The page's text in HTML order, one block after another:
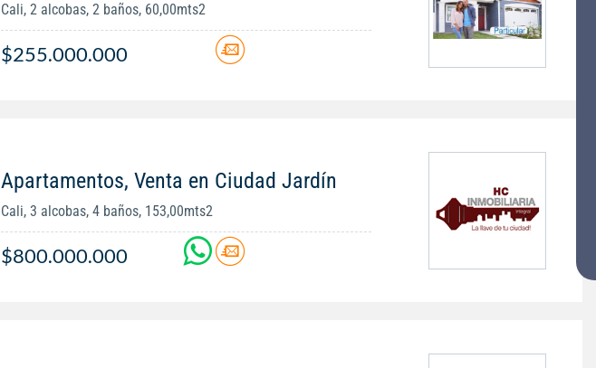
Cali, 2 alcobas, 2 baños, 60,00mts2
$255.000.000
Apartamentos, Venta en Ciudad Jardín
Cali, 3 alcobas, 4 baños, 153,00mts2
$800.000.000